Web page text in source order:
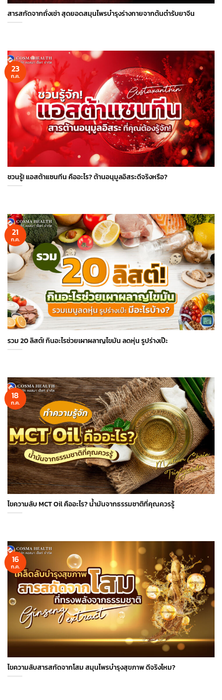
สารสกัดจากถั่งเช่า สุดยอดสมุนไพรบำรุงร่างกายจากต้นตำรับยาจีน
ชวนรู้! แอสต้าแซนทีน คืออะไร? ต้านอนุมูลอิสระดีจริงหรือ?
23
ก.ค.
รวม 20 ลิสต์! กินอะไรช่วยเผาผลาญไขมัน ลดหุ่น รูปร่างเป๊ะ
21
ก.ค.
ไขความลับ MCT Oil คืออะไร? น้ำมันจากธรรมชาติที่คุณควรรู้
18
ก.ค.
ไขความลับสารสกัดจากโสม สมุนไพรบำรุงสุขภาพ ดีจริงไหม?
16
ก.ค.